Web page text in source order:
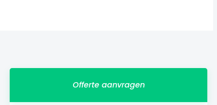
Offerte aanvragen